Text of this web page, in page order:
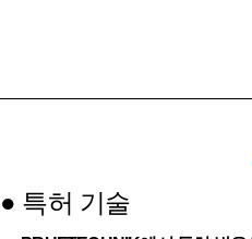
● 특허 기술